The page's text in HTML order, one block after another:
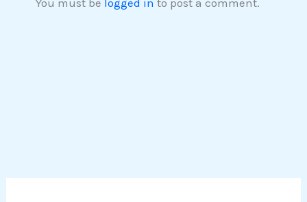
You must be logged in to post a comment.